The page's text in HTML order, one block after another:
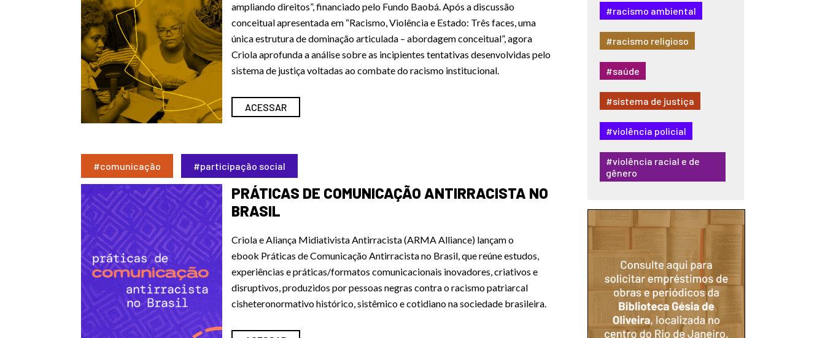
ampliando direitos”, financiado pelo Fundo Baobá. Após a discussão
conceitual apresentada em “Racismo, Violência e Estado: Três faces, uma
única estrutura de dominação articulada – abordagem conceitual”, agora
Criola aprofunda a análise sobre as incipientes tentativas desenvolvidas pelo
sistema de justiça voltadas ao combate do racismo institucional.
ACESSAR
#comunicação #participação social
PRÁTICAS DE COMUNICAÇÃO ANTIRRACISTA NO
BRASIL
Criola e Aliança Midiativista Antirracista (ARMA Alliance) lançam o
ebook Práticas de Comunicação Antirracista no Brasil, que reúne estudos,
experiências e práticas/formatos comunicacionais inovadores, criativos e
disruptivos, produzidos por pessoas negras contra o racismo patriarcal
cisheteronormativo histórico, sistêmico e cotidiano na sociedade brasileira.
#racismo ambiental
#racismo religioso
#saúde
#sistema de justiça
#violência policial
#violência racial e de
gênero